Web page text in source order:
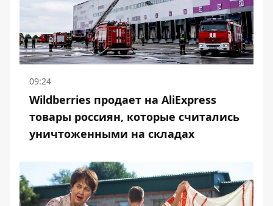
09:24
Wildberries продает на AliExpress
товары россиян, которые считались
уничтоженными на складах